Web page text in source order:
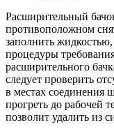
Расширительный
противоположном
заполнить
процедуры
расширительного
следует проверить
в местах соединения
прогреть до рабочей
позволит удалить из